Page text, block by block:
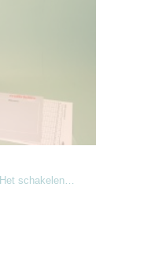
schakelen…